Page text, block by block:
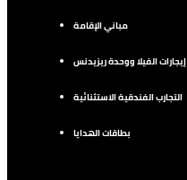
مباني الإقامة
إيجارات الفيلا ووحدة ريزيدنس
التجارب الفندقية الاستثنائية
بطاقات الهدايا